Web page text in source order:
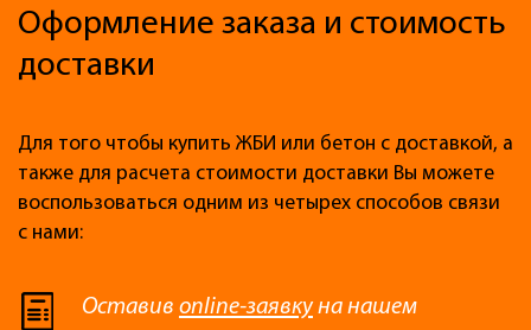
Оформление заказа и стоимость
доставки
Для того чтобы купить ЖБИ или бетон с доставкой, а
также для расчета стоимости доставки Вы можете
воспользоваться одним из четырех способов связи
с нами:
Оставив online-заявкуна нашем